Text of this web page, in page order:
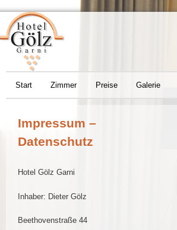
Hotel Goelz
menu
Skip
primary
Start Zimmer Preise Galerie
Impressum –
Datenschutz
Hotel Gölz Garni
Inhaber: Dieter Gölz
Beethovenstraße 44